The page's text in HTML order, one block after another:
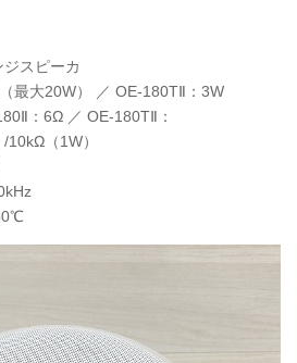
スピーカ
最大20W） ／ OE-180TⅡ：3W
：6Ω ／ OE-180TⅡ：
（1W）